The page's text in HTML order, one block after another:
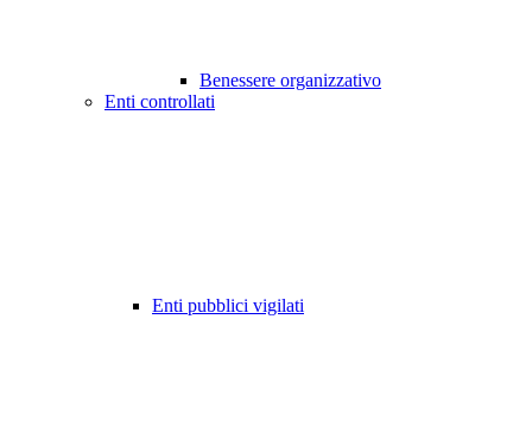
Benessere organizzativo
Enti controllati
Enti pubblici vigilati